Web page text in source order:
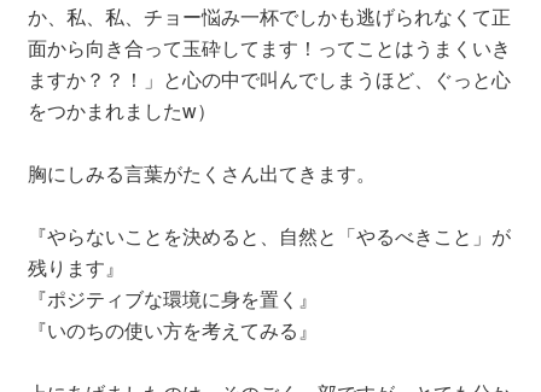
か、私、私、チョー悩み一杯でしかも逃げられなくて正
面から向き合って玉砕してます！ってことはうまくいき
ますか？？！」と心の中で叫んでしまうほど、ぐっと心
をつかまれましたw）
胸にしみる言葉がたくさん出てきます。
『やらないことを決めると、自然と「やるべきこと」が
残ります』
『ポジティブな環境に身を置く』
『いのちの使い方を考えてみる』